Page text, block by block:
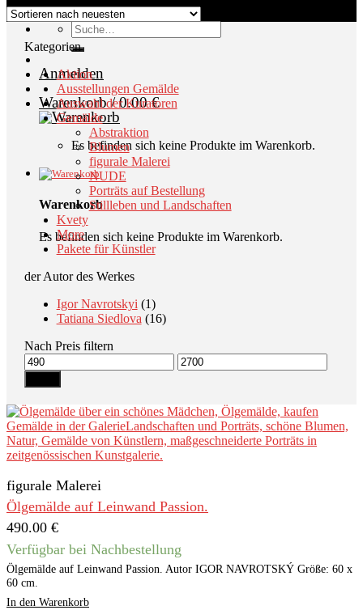
Suche
nach:
Anmelden
Warenkorb /0.00€
Es befinden sich keine Produkte im Warenkorb.
Warenkorb
Es befinden sich keine Produkte im Warenkorb.
Kategorien
Aktion
Ausstellungen Gemälde
Auswahl der Kuratoren
Gemälde
Abstraktion
Blumen
figurale Malerei
NUDE
Porträts auf Bestellung
Stillleben und Landschaften
Kvety
More
Pakete für Künstler
der Autor des Werkes
Igor Navrotskyi (1)
Tatiana Siedlova (16)
Nach Preis filtern
Min.
Preis
Max.
Preis
figurale Malerei
Ölgemälde auf Leinwand Passion.
490.00 €
Verfügbar bei Nachbestellung
Ölgemälde auf Leinwand Passion. Autor IGOR NAVROTSKÝ Größe: 60 x
60 cm.
In den Warenkorb